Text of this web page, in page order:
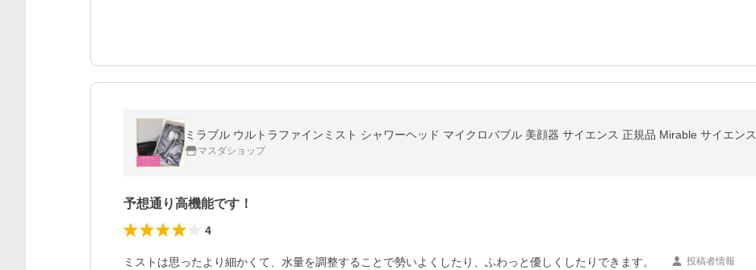
ミラブル ウルトラファインミスト シャワーヘッド マイクロバブル 美顔器 サイエンス 正規品 Mirable サイエンス
マスダショップ
予想通り高機能です！
4
ミストは思ったより細かくて、水量を調整することで勢いよくしたり、ふわっと優しくしたりできます。
投稿者情報